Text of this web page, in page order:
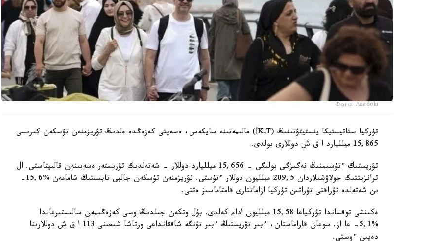
Фото: Anadolu
تۇركيا ستاتيستيكا ينستيتۋتىنىڭ (TـİK) مالىمەتىنە سايكەس، ەسەپتى كەزەڭدە ەلدىڭ تۋريزمنەن تۇسكەن كىرىسى
15,865 ميلليارد ا ق ش دوللارى بولدى.
تۋريستىك ءتۇسىمنىڭ نەگىزگى بولىگى - 15,656 ميلليارد دوللار - شەتەلدىك تۋريستەر ەسەبىنەن قالىپتاستى. ال
ترانزيتتىك جولاۋشىلاردان 209,5 ميلليون دوللار ءتۇستى. تۋريزمنەن تۇسكەن جالپى تابىستىڭ شامامەن %15,6-
ىن شەتەلدە تۇراقتى تۇراتىن تۇركيا ازاماتتارى قامتاماسىز ەتتى.
ەكىنشى توقساندا تۇركياعا 15,58 ميلليون ادام كەلدى. بۇل وتكەن جىلدىڭ وسى كەزەڭىمەن سالىستىرعاندا
%5,1- عا از. سوعان قاراماستان، ءبىر تۋريستىڭ ءبىر تۇنگە شاققانداعى ورتاشا شىعىنى 113 ا ق ش دوللارىنا
دەيىن ءوستى.